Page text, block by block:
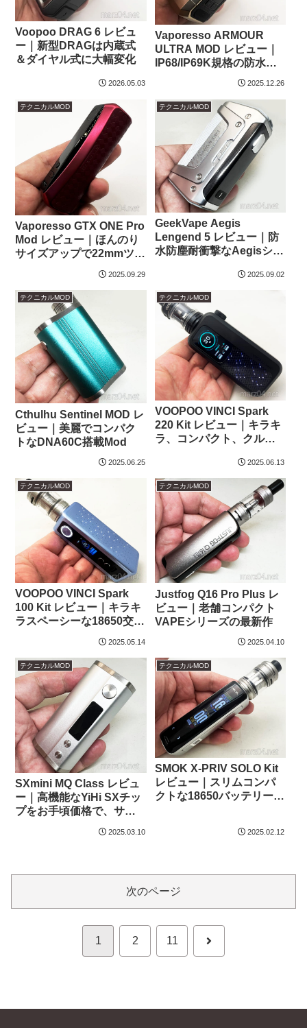
Voopoo DRAG 6 レビュ
ー｜新型DRAGは内蔵式
＆ダイヤル式に大幅変化
2026.05.03
Vaporesso ARMOUR
ULTRA MOD レビュー｜
IP68/IP69K規格の防水・
防塵、ミリタリーグレー
ドの耐衝撃保護、
5500mAhの大容量バッテ
2025.12.26
テクニカルMOD
Vaporesso GTX ONE Pro
Mod レビュー｜ほんのり
サイズアップで22mmツラ
2025.09.29
テクニカルMOD
GeekVape Aegis
Lengend 5 レビュー｜防
水防塵耐衝撃なAegisシリ
イッチ、ディティールア
ップ、バイブ機能など各
部リファイン
2025.09.02
テクニカルMOD
Cthulhu Sentinel MOD レ
ビュー｜美麗でコンパク
トなDNA60C搭載Mod
2025.06.25
テクニカルMOD
VOOPOO VINCI Spark
220 Kit レビュー｜キラキ
ラ、コンパクト、クルク
2025.06.13
テクニカルMOD
VOOPOO VINCI Spark
100 Kit レビュー｜キラキ
ラスペーシーな18650交換
2025.05.14
テクニカルMOD
Justfog Q16 Pro Plus レ
ビュー｜老舗コンパクト
VAPEシリーズの最新作
2025.04.10
テクニカルMOD
SXmini MQ Class レビュ
ー｜高機能なYiHi SXチッ
プをお手頃価格で、サイ
2025.03.10
テクニカルMOD
SMOK X-PRIV SOLO Kit
レビュー｜スリムコンパ
クトな18650バッテリー交
2025.02.12
次のページ
1 2 11 次